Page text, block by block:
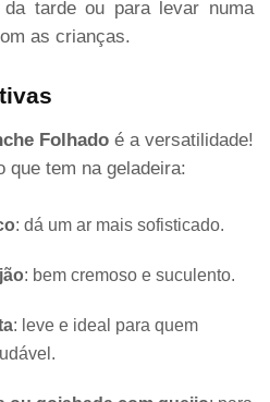
tarde ou para levar numa
as crianças.
Folhadoé a versatilidade!
que tem na geladeira:
: dá um ar mais sofisticado.
: bem cremoso e suculento.
: leve e ideal para quem